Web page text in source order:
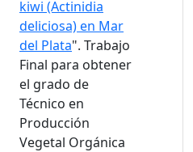
kiwi (Actinidia
deliciosa) en Mar
del Plata". Trabajo
Final para obtener
el grado de
Técnico en
Producción
Vegetal Orgánica